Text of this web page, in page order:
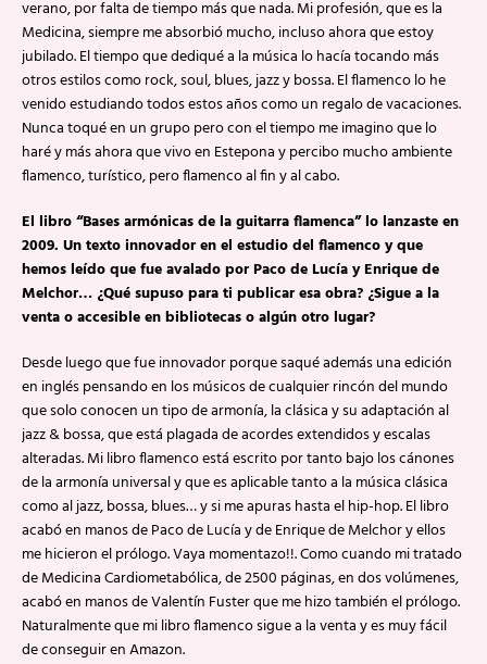
verano, por falta de tiempo más que nada. Mi profesión, que es la
Medicina, siempre me absorbió mucho, incluso ahora que estoy
jubilado. El tiempo que dediqué a la música lo hacía tocando más
otros estilos como rock, soul, blues, jazz y bossa. El flamenco lo he
venido estudiando todos estos años como un regalo de vacaciones.
Nunca toqué en un grupo pero con el tiempo me imagino que lo
haré y más ahora que vivo en Estepona y percibo mucho ambiente
flamenco, turístico, pero flamenco al fin y al cabo.
El libro “Bases armónicas de la guitarra flamenca” lo lanzaste en
2009. Un texto innovador en el estudio del flamenco y que
hemos leído que fue avalado por Paco de Lucía y Enrique de
Melchor… ¿Qué supuso para ti publicar esa obra? ¿Sigue a la
venta o accesible en bibliotecas o algún otro lugar?
Desde luego que fue innovador porque saqué además una edición
en inglés pensando en los músicos de cualquier rincón del mundo
que solo conocen un tipo de armonía, la clásica y su adaptación al
jazz & bossa, que está plagada de acordes extendidos y escalas
alteradas. Mi libro flamenco está escrito por tanto bajo los cánones
de la armonía universal y que es aplicable tanto a la música clásica
como al jazz, bossa, blues… y si me apuras hasta el hip-hop. El libro
acabó en manos de Paco de Lucía y de Enrique de Melchor y ellos
me hicieron el prólogo. Vaya momentazo!!. Como cuando mi tratado
de Medicina Cardiometabólica, de 2500 páginas, en dos volúmenes,
acabó en manos de Valentín Fuster que me hizo también el prólogo.
Naturalmente que mi libro flamenco sigue a la venta y es muy fácil
de conseguir en Amazon.